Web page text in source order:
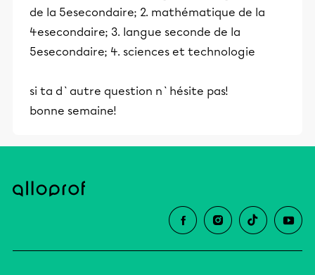
de la 5esecondaire; 2. mathématique de la
4esecondaire; 3. langue seconde de la
5esecondaire; 4. sciences et technologie
si ta d`autre question n`hésite pas!
bonne semaine!